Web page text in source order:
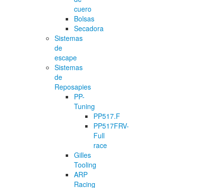
cuero
Bolsas
Secadora
Sistemas
de
escape
Sistemas
de
Reposapies
PP-
Tuning
PP517.F
PP517FRV-
Full
race
Gilles
Tooling
ARP
Racing